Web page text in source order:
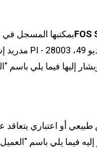
أو اعتباري يتعاقد
فيما يلي باسم